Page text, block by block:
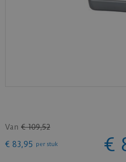
Van € 109,52
€ 83,95 per stuk €